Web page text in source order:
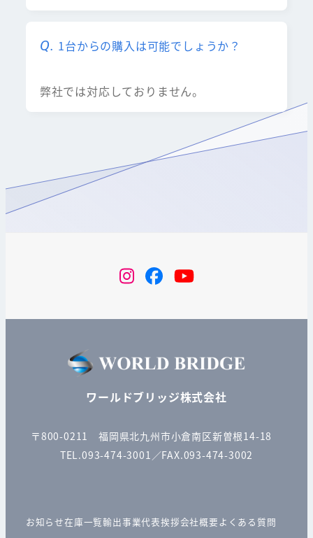
1台からの購入は可能でしょうか？
弊社では対応しておりません。
instagram
FacebookYouTube
ワールドブリッジ株式会社
〒800-0211 福岡県北九州市小倉南区新曽根14-18
TEL.093-474-3001／FAX.093-474-3002
お知らせ在庫一覧輸出事業代表挨拶会社概要よくある質問